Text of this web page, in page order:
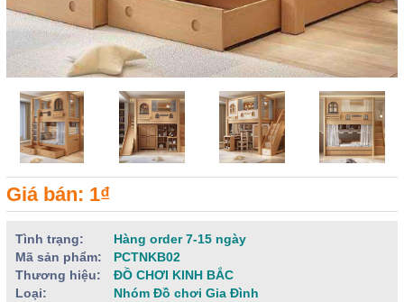
Giá bán: 1₫
Tình trạng:
Hàng order 7-15 ngày
Mã sản phẩm:
PCTNKB02
Thương hiệu:
ĐỒ CHƠI KINH BẮC
Loại:
Nhóm Đồ chơi Gia Đình